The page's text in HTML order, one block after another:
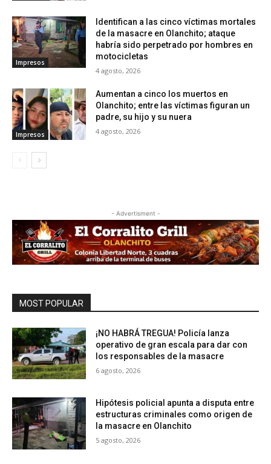
Impresos
Identifican a las cinco víctimas mortales
de la masacre en Olanchito; ataque
habría sido perpetrado por hombres en
motocicletas
4 agosto, 2026
Impresos
Aumentan a cinco los muertos en
Olanchito; entre las víctimas figuran un
padre, su hijo y su nuera
4 agosto, 2026
- Advertisment -
MOST POPULAR
¡NO HABRÁ TREGUA! Policía lanza
operativo de gran escala para dar con
los responsables de la masacre
6 agosto, 2026
Hipótesis policial apunta a disputa entre
estructuras criminales como origen de
la masacre en Olanchito
5 agosto, 2026